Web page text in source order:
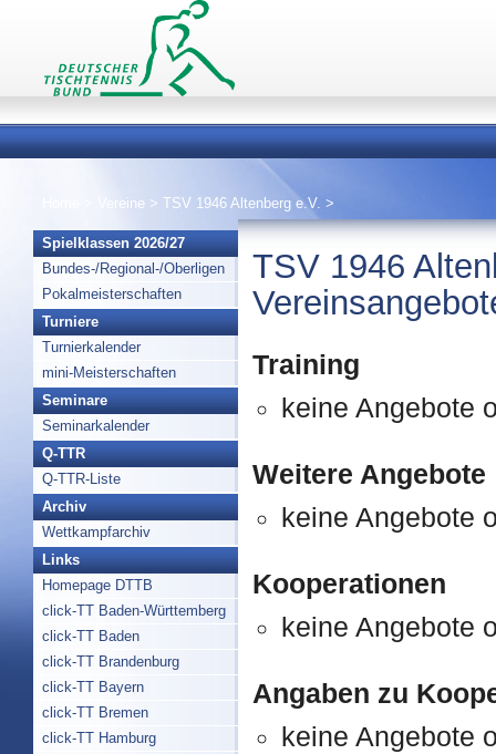
Vereine > TSV 1946 Altenberg e.V. >
Spielklassen 2026/27
Bundes-/Regional-/Oberligen
Pokalmeisterschaften
Turniere
Turnierkalender
mini-Meisterschaften
Seminare
Seminarkalender
Q-TTR
Q-TTR-Liste
Archiv
Wettkampfarchiv
Links
Homepage DTTB
click-TT Baden-Württemberg
click-TT Baden
click-TT Brandenburg
click-TT Bayern
click-TT Bremen
click-TT Hamburg
TSV 1946
Training
keine Angebote
Weitere Angebote
keine Angebote
Kooperationen
keine Angebote
Angaben zu
keine Angebote